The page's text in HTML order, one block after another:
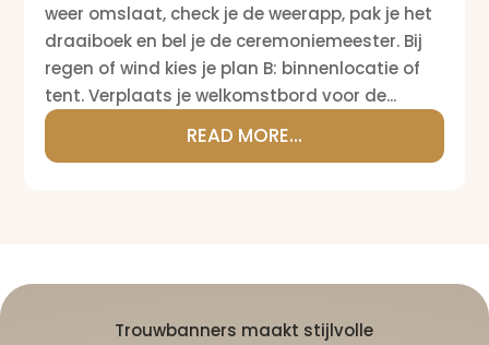
weer omslaat, check je de weerapp, pak je het
draaiboek en bel je de ceremoniemeester. Bij
regen of wind kies je plan B: binnenlocatie of
tent. Verplaats je welkomstbord voor de...
READ MORE...
Trouwbanners maakt stijlvolle